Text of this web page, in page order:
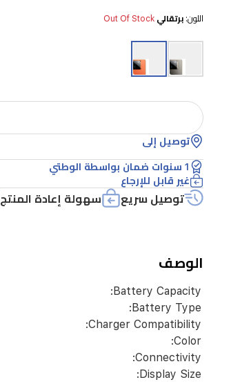
اللون: برتقالي Out Of Stock
توصيل إلى
1 سنوات ضمان بواسطة الوطتي
غير قابل للإرجاع
توصيل سريع سهولة إعادة المنتج
الوصف
Battery Capacity:
Battery Type:
Charger Compatibility:
Color:
Connectivity:
Display Size: